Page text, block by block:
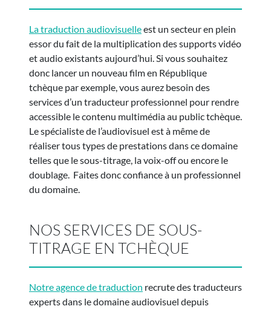
La traduction audiovisuelleest un secteur en plein
essor du fait de la multiplication des supports vidéo
et audio existants aujourd’hui. Si vous souhaitez
donc lancer un nouveau film en République
tchèque par exemple, vous aurez besoin des
services d’un traducteur professionnel pour rendre
accessible le contenu multimédia au public tchèque.
Le spécialiste de l’audiovisuel est à même de
réaliser tous types de prestations dans ce domaine
telles que le sous-titrage, la voix-off ou encore le
doublage. Faites donc confiance à un professionnel
du domaine.
NOS SERVICES DE SOUS-
TITRAGE EN TCHÈQUE
Notre agence de traduction recrute des traducteurs
experts dans le domaine audiovisuel depuis